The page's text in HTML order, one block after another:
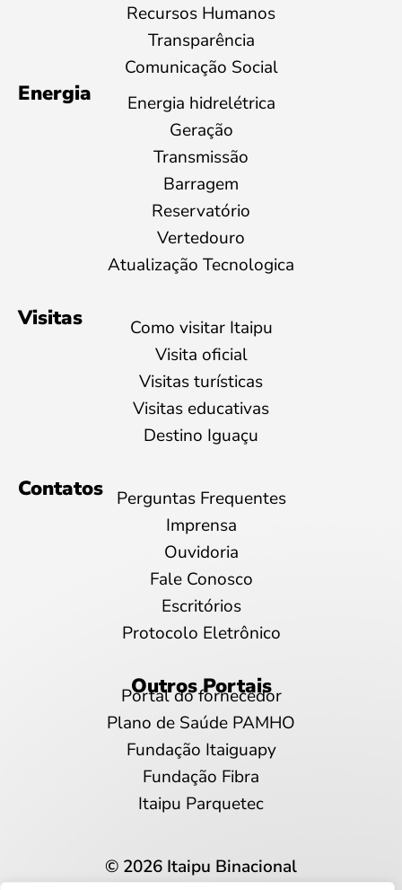
Recursos Humanos
Transparência
Comunicação Social
Energia
Energia hidrelétrica
Geração
Transmissão
Barragem
Reservatório
Vertedouro
Atualização Tecnologica
Visitas
Como visitar Itaipu
Visita oficial
Visitas turísticas
Visitas educativas
Destino Iguaçu
Contatos
Perguntas Frequentes
Imprensa
Ouvidoria
Fale Conosco
Escritórios
Protocolo Eletrônico
Outros Portais
Portal do fornecedor
Plano de Saúde PAMHO
Fundação Itaiguapy
Fundação Fibra
Itaipu Parquetec
© 2026 Itaipu Binacional